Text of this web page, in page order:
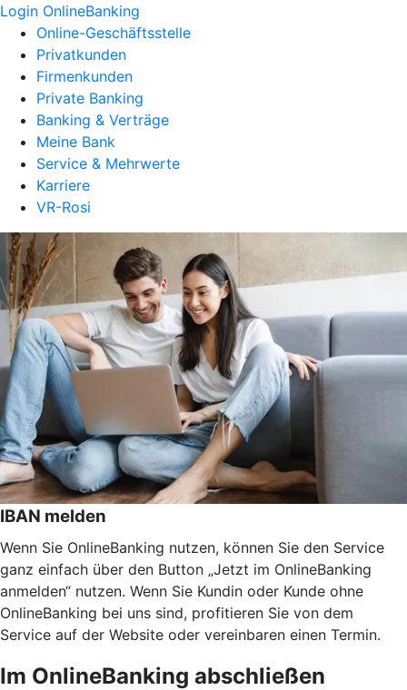
Login OnlineBanking
Online-Geschäftsstelle
Privatkunden
Firmenkunden
Private Banking
Banking & Verträge
Meine Bank
Service & Mehrwerte
Karriere
VR-Rosi
IBAN melden
Wenn Sie OnlineBanking nutzen, können Sie den Service
ganz einfach über den Button „Jetzt im OnlineBanking
anmelden“ nutzen. Wenn Sie Kundin oder Kunde ohne
OnlineBanking bei uns sind, profitieren Sie von dem
Service auf der Website oder vereinbaren einen Termin.
Im OnlineBanking abschließen